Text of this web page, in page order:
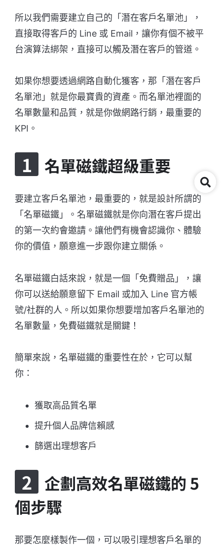
所以我們需要建立自己的「潛在客戶名單池」，
直接取得客戶的 Line 或 Email，讓你有個不被平
台演算法綁架，直接可以觸及潛在客戶的管道。
如果你想要透過網路自動化獲客，那「潛在客戶
名單池」就是你最寶貴的資產。而名單池裡面的
名單數量和品質，就是你做網路行銷，最重要的
KPI。
名單磁鐵超級重要
要建立客戶名單池，最重要的，就是設計所謂的
「名單磁鐵」。名單磁鐵就是你向潛在客戶提出
的第一次約會邀請。讓他們有機會認識你、體驗
你的價值，願意進一步跟你建立關係。
名單磁鐵白話來說，就是一個「免費贈品」，讓
你可以送給願意留下 Email 或加入 Line 官方帳
號/社群的人。所以如果你想要增加客戶名單池的
名單數量，免費磁鐵就是關鍵！
簡單來說，名單磁鐵的重要性在於，它可以幫
你：
獲取高品質名單
提升個人品牌信賴感
篩選出理想客戶
企劃高效名單磁鐵的 5
個步驟
那要怎麼樣製作一個，可以吸引理想客戶名單的